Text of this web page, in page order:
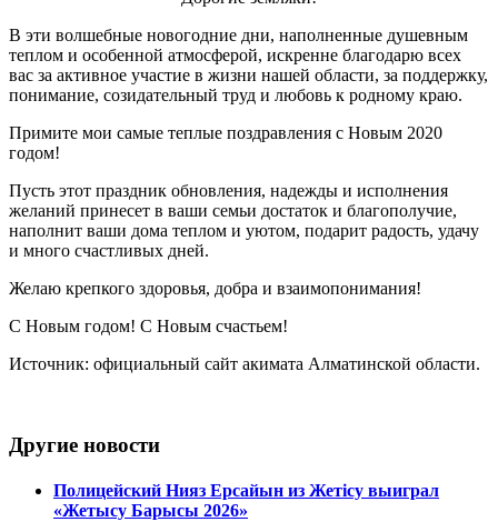
В эти волшебные новогодние дни, наполненные душевным
теплом и особенной атмосферой, искренне благодарю всех
вас за активное участие в жизни нашей области, за поддержку,
понимание, созидательный труд и любовь к родному краю.
Примите мои самые теплые поздравления с Новым 2020
годом!
Пусть этот праздник обновления, надежды и исполнения
желаний принесет в ваши семьи достаток и благополучие,
наполнит ваши дома теплом и уютом, подарит радость, удачу
и много счастливых дней.
Желаю крепкого здоровья, добра и взаимопонимания!
С Новым годом! С Новым счастьем!
Источник: официальный сайт акимата Алматинской области.
Другие новости
Полицейский Нияз Ерсайын из Жетісу выиграл
«Жетысу Барысы 2026»